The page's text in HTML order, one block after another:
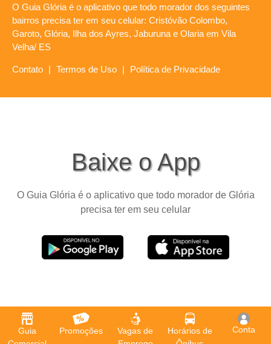
Guia
Promoções
Vagas de
Horários de
Conta
O Guia Glória é o aplicativo que todo morador dos seguintes
bairros precisa ter em seu celular: Cristóvão Colombo,
Garoto, Glória, Ilha dos Ayres, Jaburuna e Olaria em Vila
Velha/ ES
Contato | Termos de Uso | Política de Privacidade
Baixe o App
O Guia Glória é o aplicativo que todo morador de Glória
precisa ter em seu celular